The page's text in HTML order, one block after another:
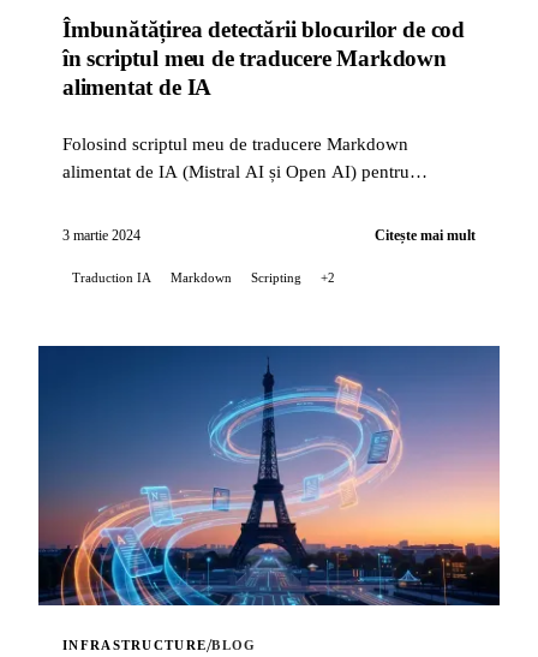
Îmbunătățirea detectării blocurilor de cod
în scriptul meu de traducere Markdown
alimentat de IA
Folosind scriptul meu de traducere Markdown
alimentat de IA (Mistral AI și Open AI) pentru
GitLab, am întâlnit...
3 martie 2024 Citește mai mult
Traduction IA Markdown Scripting +2
INFRASTRUCTURE/BLOG